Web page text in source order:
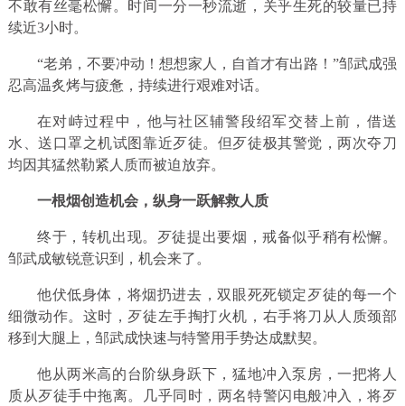
不敢有丝毫松懈。时间一分一秒流逝，关乎生死的较量已持
续近3小时。
“老弟，不要冲动！想想家人，自首才有出路！”邹武成强
忍高温炙烤与疲惫，持续进行艰难对话。
在对峙过程中，他与社区辅警段绍军交替上前，借送
水、送口罩之机试图靠近歹徒。但歹徒极其警觉，两次夺刀
均因其猛然勒紧人质而被迫放弃。
一根烟创造机会，纵身一跃解救人质
终于，转机出现。歹徒提出要烟，戒备似乎稍有松懈。
邹武成敏锐意识到，机会来了。
他伏低身体，将烟扔进去，双眼死死锁定歹徒的每一个
细微动作。这时，歹徒左手掏打火机，右手将刀从人质颈部
移到大腿上，邹武成快速与特警用手势达成默契。
他从两米高的台阶纵身跃下，猛地冲入泵房，一把将人
质从歹徒手中拖离。几乎同时，两名特警闪电般冲入，将歹